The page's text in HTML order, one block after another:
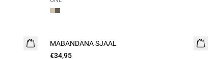
MABANDANA SJAAL
€34,95